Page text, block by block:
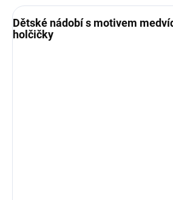
Dětské nádobí s motivem
holčičky